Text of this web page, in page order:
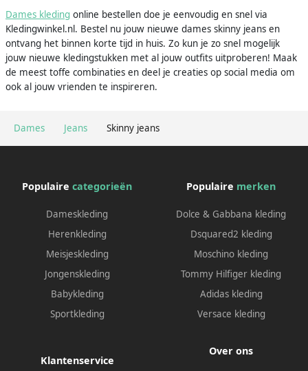
Dames Jeans Skinny jeans
Dames kleding online bestellen doe je eenvoudig en snel via
Kledingwinkel.nl. Bestel nu jouw nieuwe dames skinny jeans en
ontvang het binnen korte tijd in huis. Zo kun je zo snel mogelijk
jouw nieuwe kledingstukken met al jouw outfits uitproberen! Maak
de meest toffe combinaties en deel je creaties op social media om
ook al jouw vrienden te inspireren.
Populaire categorieën
Dameskleding
Herenkleding
Meisjeskleding
Jongenskleding
Babykleding
Sportkleding
Populaire merken
Dolce & Gabbana kleding
Dsquared2 kleding
Moschino kleding
Tommy Hilfiger kleding
Adidas kleding
Versace kleding
Klantenservice
Over ons